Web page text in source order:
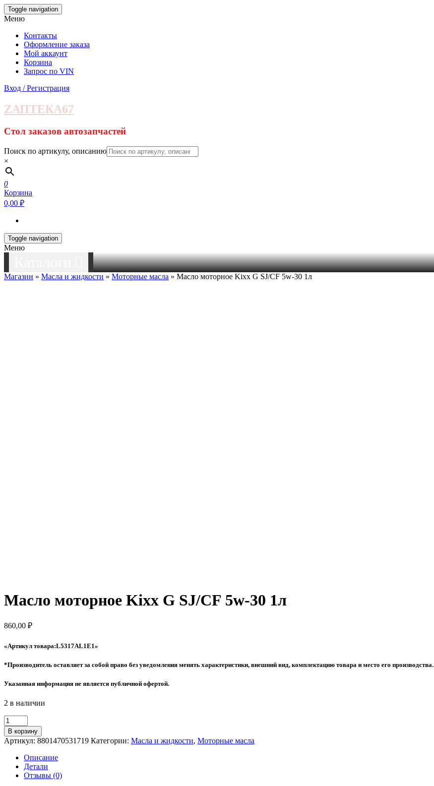
Skip
to
content
Toggle navigation
Меню
Контакты
Оформление заказа
Мой аккаунт
Корзина
Запрос по VIN
Вход / Регистрация
ZАПТЕКА67
Стол заказов автозапчастей
Поиск по артикулу, описанию
×
0
Корзина
0,00 ₽
Toggle navigation
Меню
Магазин » Масла и жидкости » Моторные масла » Масло моторное Kixx G SJ/CF 5w-30 1л
Масло моторное Kixx G SJ/CF 5w-30 1л
860,00 ₽
«Артикул товара:L5317AL1E1»
*Производитель оставляет за собой право без уведомления менять характеристики, внешний вид, комплектацию товара и место его производства.
Указанная информация не является публичной офертой.
2 в наличии
Количество
товара
Масло
моторное
Kixx
SJ/CF
В корзину
Артикул: 8801470531719 Категории: Масла и жидкости, Моторные масла
Описание
Детали
Отзывы (0)